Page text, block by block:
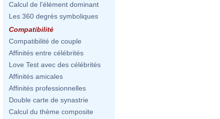
Calcul de l'élément dominant
Les 360 degrés symboliques
Compatibilité
Compatibilité de couple
Affinités entre célébrités
Love Test avec des célébrités
Affinités amicales
Affinités professionnelles
Double carte de synastrie
Calcul du thème composite